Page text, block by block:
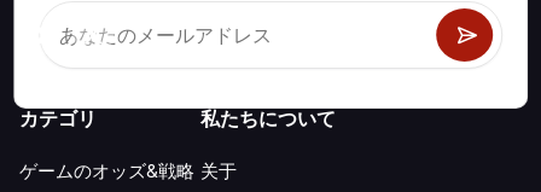
カテゴリ
ゲームのオッズ&戦略
私たちについて
关于